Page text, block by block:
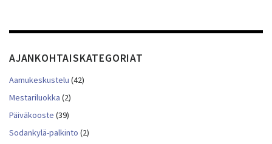
AJANKOHTAISKATEGORIAT
Aamukeskustelu (42)
Mestariluokka (2)
Päiväkooste (39)
Sodankylä-palkinto (2)